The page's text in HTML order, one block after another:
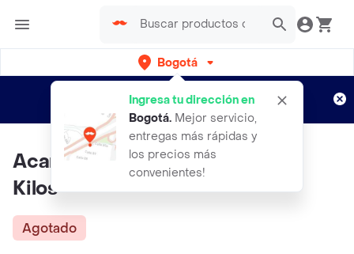
Bogotá
Ingresa tu dirección en
Bogotá. Mejor servicio,
entregas más rápidas y
los precios más
convenientes!
envíos gratis por semanas
Aplican TyC
Acana Fresh Water Fish X 2.04
Kilos
Agotado